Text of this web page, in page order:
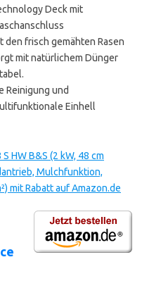
Deck mit
frisch gemähten Rasen
mit natürlichem Dünger
Reinigung und
Einhell
HW B&S (2 kW, 48 cm
Mulchfunktion,
mit Rabatt auf Amazon.de